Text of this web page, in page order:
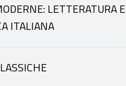
LETTERATURA E
ITALIANA